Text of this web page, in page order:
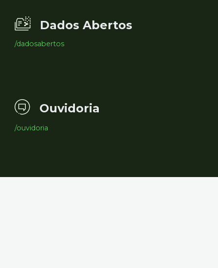
Dados Abertos
/dadosabertos
Ouvidoria
/ouvidoria